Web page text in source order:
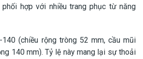
phối hợp với nhiều trang phục từ năng
(chiều rộng tròng 52 mm, cầu mũi
140 mm). Tỷ lệ này mang lại sự thoải